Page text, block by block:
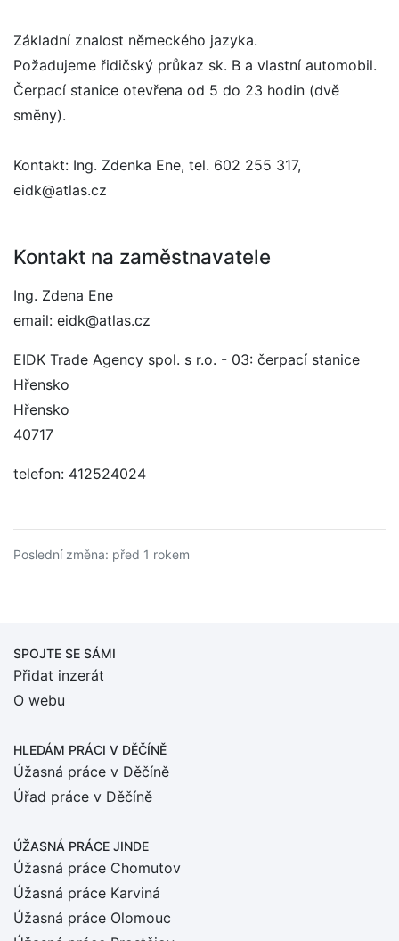
Základní znalost německého jazyka.
Požadujeme řidičský průkaz sk. B a vlastní automobil.
Čerpací stanice otevřena od 5 do 23 hodin (dvě
směny).
Kontakt: Ing. Zdenka Ene, tel. 602 255 317,
eidk@atlas.cz
Kontakt na zaměstnavatele
Ing. Zdena Ene
email: eidk@atlas.cz
EIDK Trade Agency spol. s r.o. - 03: čerpací stanice
Hřensko
Hřensko
40717
telefon: 412524024
Poslední změna: před 1 rokem
SPOJTE SE SÁMI
Přidat inzerát
O webu
HLEDÁM PRÁCI V DĚČÍNĚ
Úžasná práce v Děčíně
Úřad práce v Děčíně
ÚŽASNÁ PRÁCE JINDE
Úžasná práce Chomutov
Úžasná práce Karviná
Úžasná práce Olomouc